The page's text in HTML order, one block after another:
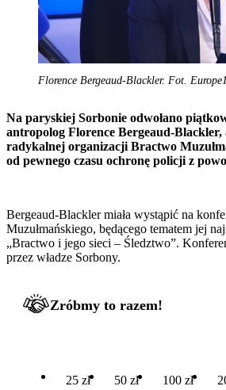
Florence Bergeaud-Blackler. Fot.
Na paryskiej Sorbonie odwołano
antropolog Florence Bergeaud-
radykalnej organizacji Bractwo
od pewnego czasu ochronę policji z
Bergeaud-Blackler miała wystąpić na
Muzułmańskiego, będącego tematem jej
„Bractwo i jego sieci – Śledztwo”.
przez władze Sorbony.
Zróbmy to razem!
25 zł 50 zł 100 zł